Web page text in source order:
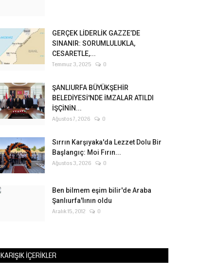
GERÇEK LİDERLİK GAZZE’DE
SINANIR: SORUMLULUKLA,
CESARETLE,...
Temmuz 3, 2025 0
ŞANLIURFA BÜYÜKŞEHİR
BELEDİYESİ'NDE İMZALAR ATILDI
İŞÇİNİN...
Ağustos 7, 2026 0
Sırrın Karşıyaka'da Lezzet Dolu Bir
Başlangıç: Moi Fırın...
Ağustos 3, 2026 0
Ben bilmem eşim bilir'de Araba
Şanlıurfa'lının oldu
Aralık 15, 2012 0
KARIŞIK İÇERIKLER